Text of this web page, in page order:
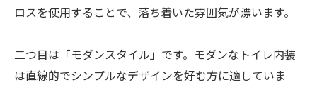
ロスを使用することで、落ち着いた雰囲気が漂います。
二つ目は「モダンスタイル」です。モダンなトイレ内装
は直線的でシンプルなデザインを好む方に適していま